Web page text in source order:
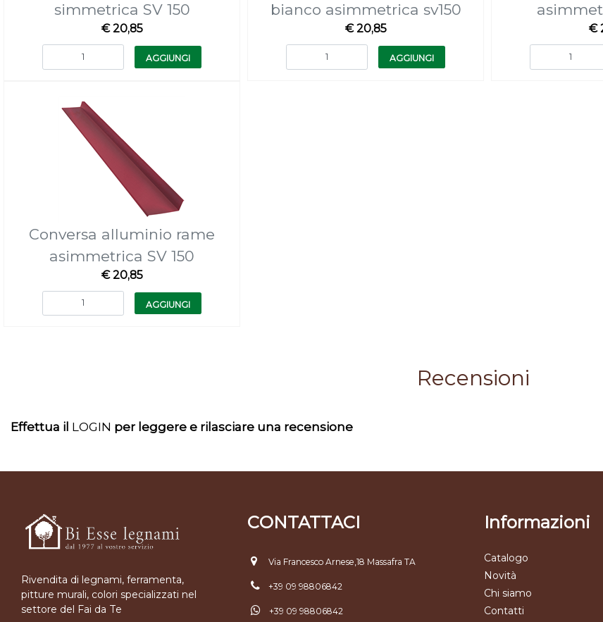
simmetrica SV 150
€ 20,85
Quantità
AGGIUNGI
bianco asimmetrica sv150
€ 20,85
Quantità
AGGIUNGI
€
Conversa alluminio rame
asimmetrica SV 150
€ 20,85
Quantità
AGGIUNGI
Recensioni
Effettua il LOGIN per leggere e rilasciare una recensione
Rivendita di legnami, ferramenta,
pitture murali, colori specializzati nel
settore del Fai da Te
CONTATTACI
Via Francesco Arnese,18 Massafra TA
+39 09 98806842
+39 09 98806842
Informazioni
Catalogo
Novità
Chi siamo
Contatti